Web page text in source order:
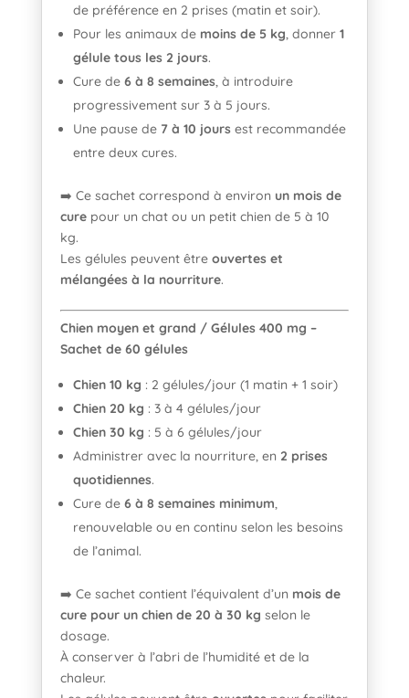
de préférence en 2 prises (matin et soir).
Pour les animaux de moins de 5 kg, donner 1
gélule tous les 2 jours.
Cure de 6 à 8 semaines, à introduire
progressivement sur 3 à 5 jours.
Une pause de 7 à 10 joursest recommandée
entre deux cures.
➡️ Ce sachet correspond à environ un mois de
curepour un chat ou un petit chien de 5 à 10
kg.
Les gélules peuvent être ouvertes et
mélangées à la nourriture.
Chien moyen et grand / Gélules 400 mg –
Sachet de 60 gélules
Chien 10 kg : 2 gélules/jour (1 matin + 1 soir)
Chien 20 kg : 3 à 4 gélules/jour
Chien 30 kg : 5 à 6 gélules/jour
Administrer avec la nourriture, en 2 prises
quotidiennes.
Cure de 6 à 8 semaines minimum,
renouvelable ou en continu selon les besoins
de l’animal.
➡️ Ce sachet contient l’équivalent d’un mois de
cure pour un chien de 20 à 30 kg selon le
dosage.
À conserver à l’abri de l’humidité et de la
chaleur.